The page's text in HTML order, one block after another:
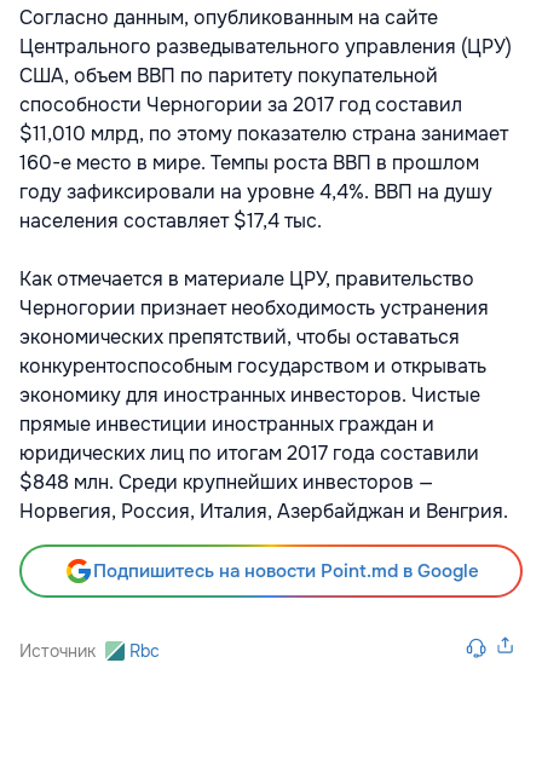
Согласно данным, опубликованным на сайте
Центрального разведывательного управления (ЦРУ)
США, объем ВВП по паритету покупательной
способности Черногории за 2017 год составил
$11,010 млрд, по этому показателю страна занимает
160-е место в мире. Темпы роста ВВП в прошлом
году зафиксировали на уровне 4,4%. ВВП на душу
населения составляет $17,4 тыс.
Как отмечается в материале ЦРУ, правительство
Черногории признает необходимость устранения
экономических препятствий, чтобы оставаться
конкурентоспособным государством и открывать
экономику для иностранных инвесторов. Чистые
прямые инвестиции иностранных граждан и
юридических лиц по итогам 2017 года составили
$848 млн. Среди крупнейших инвесторов —
Норвегия, Россия, Италия, Азербайджан и Венгрия.
Подпишитесь на новости Point.md в Google
Источник Rbc